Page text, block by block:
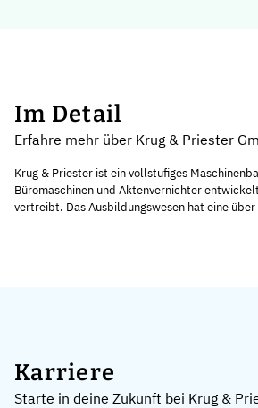
Im Detail
Erfahre mehr über Krug & Priester
Krug & Priester ist ein vollstufiges
Büromaschinen und Aktenvernichter
vertreibt. Das Ausbildungswesen hat eine
Karriere
Starte in deine Zukunft bei Krug &